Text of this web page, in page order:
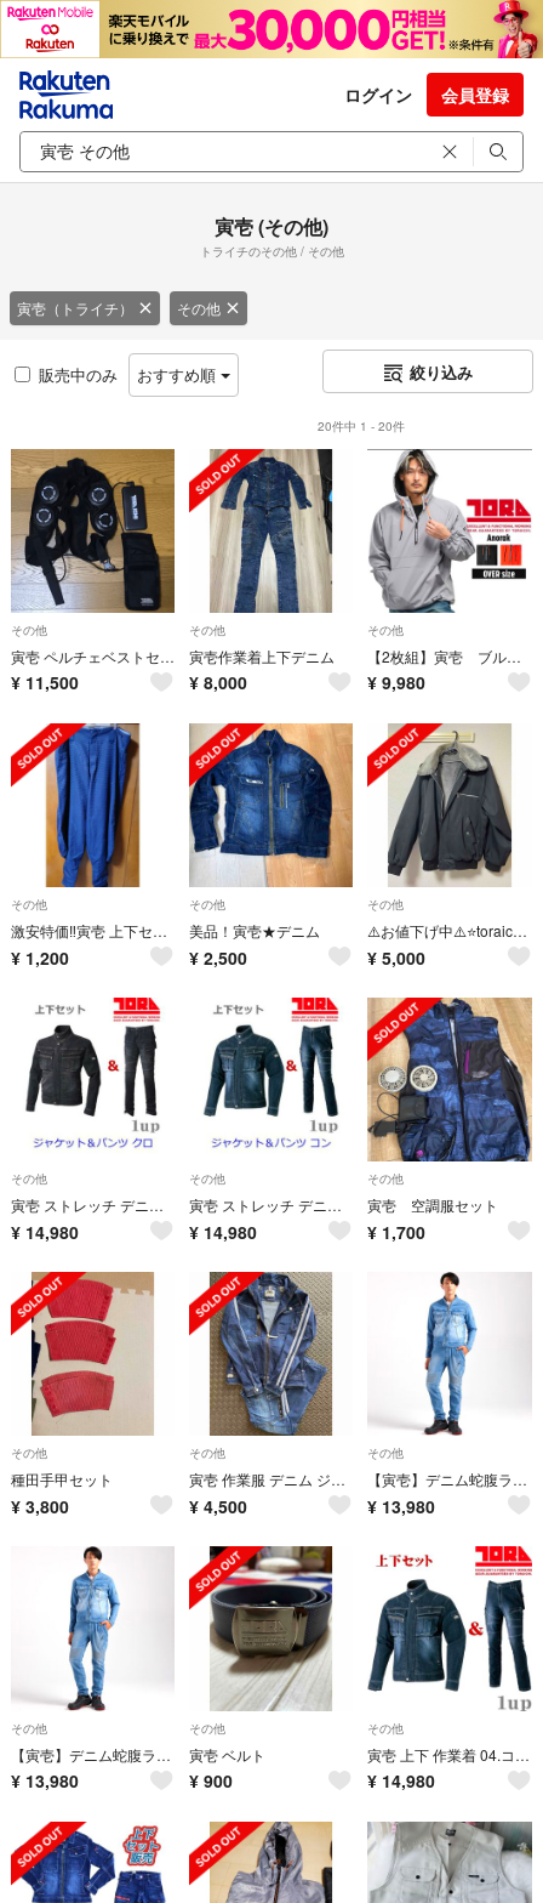
ログイン 会員登録
寅壱 (その他)
トライチのその他 / その他
寅壱（トライチ） その他
販売中のみ おすすめ順 絞り込み
20件中 1 - 20件
その他
寅壱 ペルチェベストセット
¥ 11,500
その他
寅壱作業着上下デニム
¥ 8,000
その他
【2枚組】寅壱 ブルゾン
¥ 9,980
その他
激安特価‼️寅壱 上下セット❗ 4L 超超ロング八分
¥ 1,200
その他
美品！寅壱★デニム
¥ 2,500
その他
⚠️お値下げ中⚠️⭐️toraichi ドカジャン⭐️
¥ 5,000
その他
寅壱 ストレッチ デニム 上下セット S-5L 893
¥ 14,980
その他
寅壱 ストレッチ デニム 上下セット S-5L 893
¥ 14,980
その他
寅壱 空調服セット
¥ 1,700
その他
種田手甲セット
¥ 3,800
その他
寅壱 作業服 デニム ジャケットパンツ セット
¥ 4,500
その他
【寅壱】デニム蛇腹ライダースジャケットセット
¥ 13,980
その他
【寅壱】デニム蛇腹ライダースジャケットセット
¥ 13,980
その他
寅壱 ベルト
¥ 900
その他
寅壱 上下 作業着 04.コン ストレッチ デニム 上下セット S-5L
¥ 14,980